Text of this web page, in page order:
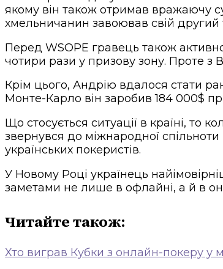
якому він також отримав вражаючу
хмельничанин завоював свій
Перед WSOPE гравець також
чотири рази у призову зону. Проте з
Крім цього, Андрію вдалося стати
Монте-Карло він заробив 184 000$
Що стосується ситуації в країні, то
звернувся до міжнародної
українських покеристів.
У Новому Році українець
заметами не лише в офлайні, а й в
Читайте також:
Хто виграв Кубки з онлайн-покеру у